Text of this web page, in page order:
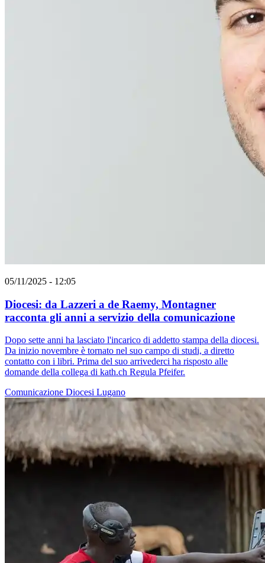
05/11/2025 - 12:05
Diocesi: da Lazzeri a de Raemy, Montagner
racconta gli anni a servizio della comunicazione
Dopo sette anni ha lasciato l'incarico di addetto stampa della diocesi.
Da inizio novembre è tornato nel suo campo di studi, a diretto
contatto con i libri. Prima del suo arrivederci ha risposto alle
domande della collega di kath.ch Regula Pfeifer.
Comunicazione Diocesi Lugano